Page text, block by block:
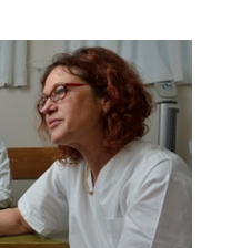
יום
ברמב"ם
כשבוע
וחצי,
חגג
היום
את
יום
הולדתו
ברמב"ם